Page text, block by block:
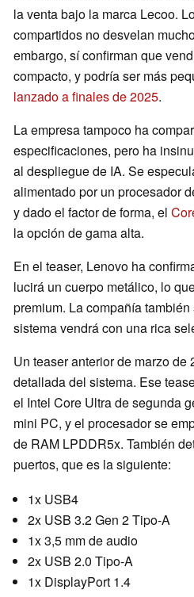
la venta bajo la marca Lecoo.
compartidos no desvelan
embargo, sí confirman que
compacto, y podría ser más
lanzado a finales de 2025.
La empresa tampoco ha
especificaciones, pero ha
al despliegue de IA. Se
alimentado por un procesador
y dado el factor de forma, el
la opción de gama alta.
En el teaser, Lenovo ha
lucirá un cuerpo metálico, lo
premium. La compañía
sistema vendrá con una rica
Un teaser anterior de marzo de
detallada del sistema. Ese
el Intel Core Ultra de segunda
mini PC, y el procesador se
de RAM LPDDR5x. También
puertos, que es la siguiente:
1x USB4
2x USB 3.2 Gen 2 Tipo-A
1x 3,5 mm de audio
2x USB 2.0 Tipo-A
1x DisplayPort 1.4